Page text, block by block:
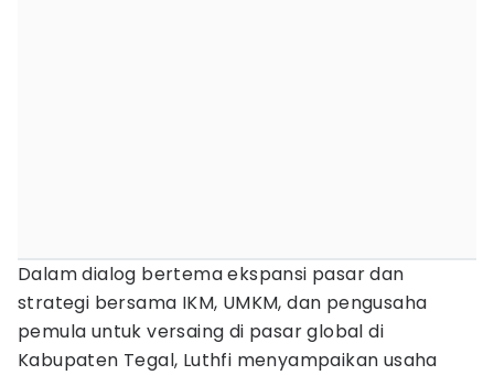
Dalam dialog bertema ekspansi pasar dan
strategi bersama IKM, UMKM, dan pengusaha
pemula untuk versaing di pasar global di
Kabupaten Tegal, Luthfi menyampaikan usaha